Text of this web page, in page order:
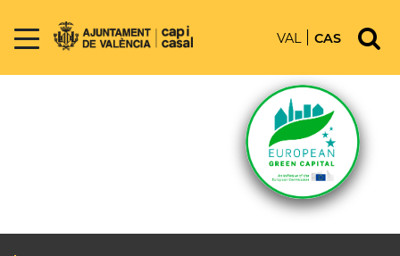
VAL CAS